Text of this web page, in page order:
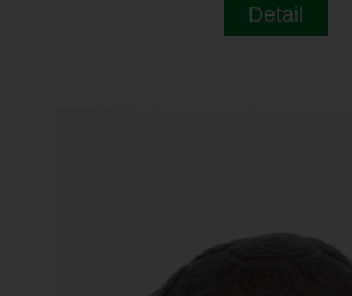
Detail